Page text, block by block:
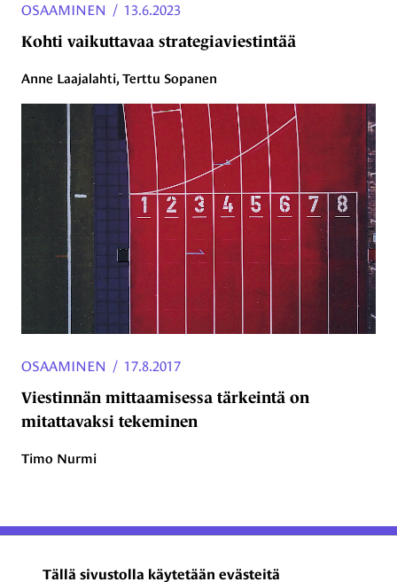
Tällä sivustolla käytetään evästeitä
Kohti vaikuttavaa strategiaviestintää
OSAAMINEN / 13.6.2023
Anne Laajalahti, Terttu Sopanen
Viestinnän mittaamisessa tärkeintä on
mitattavaksi tekeminen
OSAAMINEN / 17.8.2017
Timo Nurmi
ProCom – Viestinnän